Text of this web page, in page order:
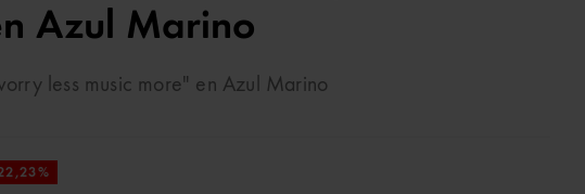
Azul Marino
less music more" en Azul Marino